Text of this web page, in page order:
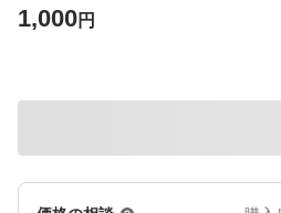
1,000円